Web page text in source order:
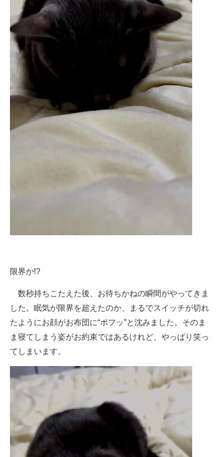
限界か!?
数秒持ちこたえた後、お待ちかねの瞬間がやってきま
した。眠気が限界を超えたのか、まるでスイッチが切れ
たようにお顔がお布団に“ポフッ”と沈みました。そのま
ま寝てしまう姿がお約束ではあるけれど、やっぱり笑っ
てしまいます。